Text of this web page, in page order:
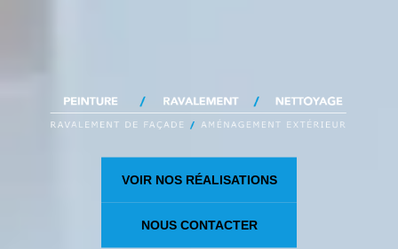
VOIR NOS RÉALISATIONS
NOUS CONTACTER